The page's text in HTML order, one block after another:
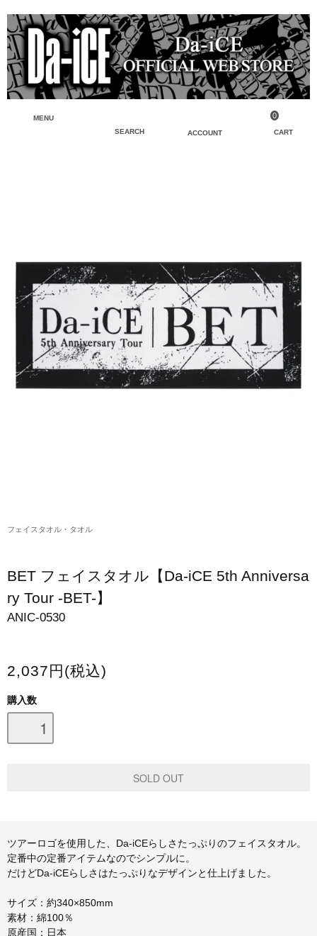
MENU
SEARCH
ACCOUNT CART
0
バッグ・ポーチ
キーホルダー・チャーム
アクリルスタンド・アクセサリー・帽子
缶バッジ・ステッカー
生活雑貨・菓子・ゲーム
和田颯｜Wagic Hour Worksグッズ
クリスマスアイテム
EC限定グッズ
会場限定グッズ
フェイスタオル・タオル
BET フェイスタオル【Da-iCE 5th Anniversa
ry Tour -BET-】
ANIC-0530
2,037円(税込)
購入数
ツアーロゴを使用した、Da-iCEらしさたっぷりのフェイスタオル。
定番中の定番アイテムなのでシンプルに。
だけどDa-iCEらしさはたっぷりなデザインと仕上げました。
サイズ：約340×850mm
素材：綿100％
原産国：日本